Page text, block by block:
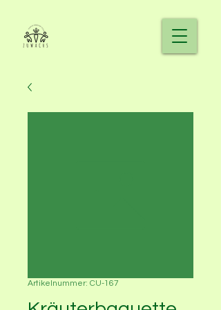
Artikelnummer: CU-167